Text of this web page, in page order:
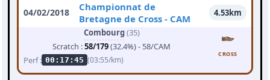
04/02/2018
Championnat de
Bretagne de Cross - CAM
4.53km
Combourg(35)
Scratch :58/179(32.4%) - 58/CAM
Perf : 00:17:45 (03:55/km)
CROSS